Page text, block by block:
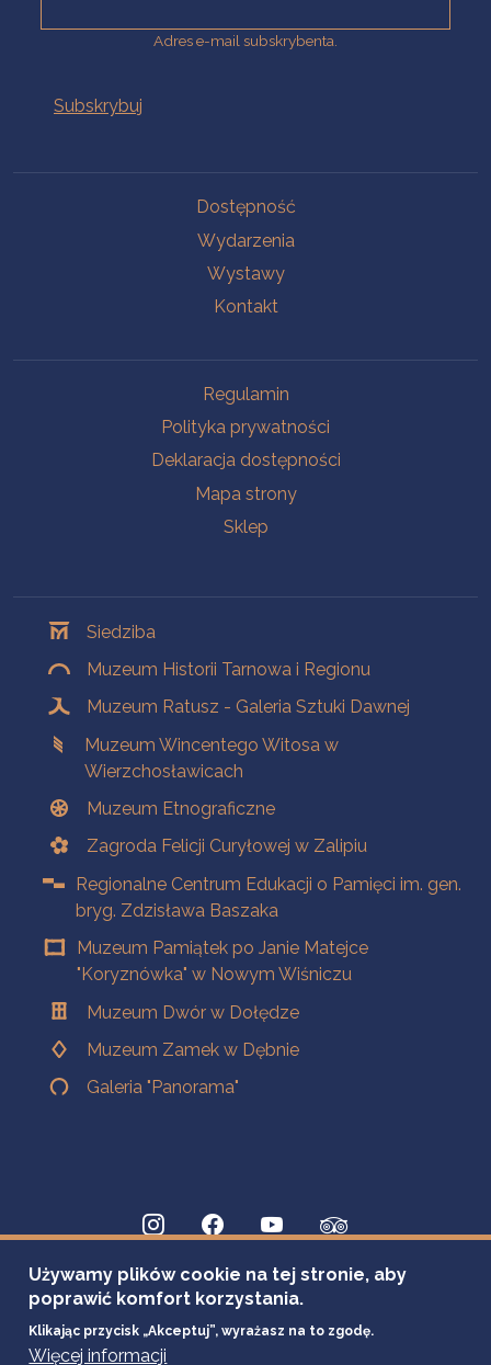
Adres e-mail subskrybenta.
Dostępność
Wydarzenia
Wystawy
Kontakt
Regulamin
Polityka prywatności
Deklaracja dostępności
Mapa strony
Sklep
Siedziba
Muzeum Historii Tarnowa i Regionu
Muzeum Ratusz - Galeria Sztuki Dawnej
Muzeum Wincentego Witosa w
Wierzchosławicach
Muzeum Etnograficzne
Zagroda Felicji Curyłowej w Zalipiu
Regionalne Centrum Edukacji o Pamięci im. gen.
bryg. Zdzisława Baszaka
Muzeum Pamiątek po Janie Matejce
"Koryznówka" w Nowym Wiśniczu
Muzeum Dwór w Dołędze
Muzeum Zamek w Dębnie
Galeria "Panorama"
Używamy plików cookie na tej stronie, aby
poprawić komfort korzystania.
Klikając przycisk „Akceptuj”, wyrażasz na to zgodę.
Więcej informacji